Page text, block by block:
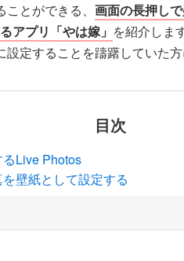
とができる、 画面の長押し
アプリ「やは嫁」 を紹介しま
定することを躊躇していた方
目次
Live Photos
壁紙として設定する